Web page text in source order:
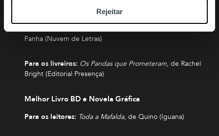
Rejeitar
Fanha (Nuvem de Letras)
Para os livreiros: Os Pandas que Prometeram, de Rachel
Bright (Editorial Presença)
Melhor Livro BD e Novela Gráfica
Para os leitores: Toda a Mafalda, de Quino (Iguana)